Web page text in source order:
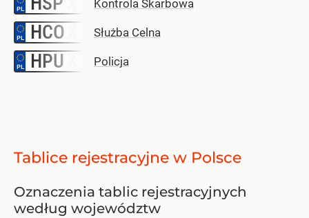
Kontrola Skarbowa
HCO Służba Celna
HPU Policja
Tablice rejestracyjne w Polsce
Oznaczenia tablic rejestracyjnych
według województw